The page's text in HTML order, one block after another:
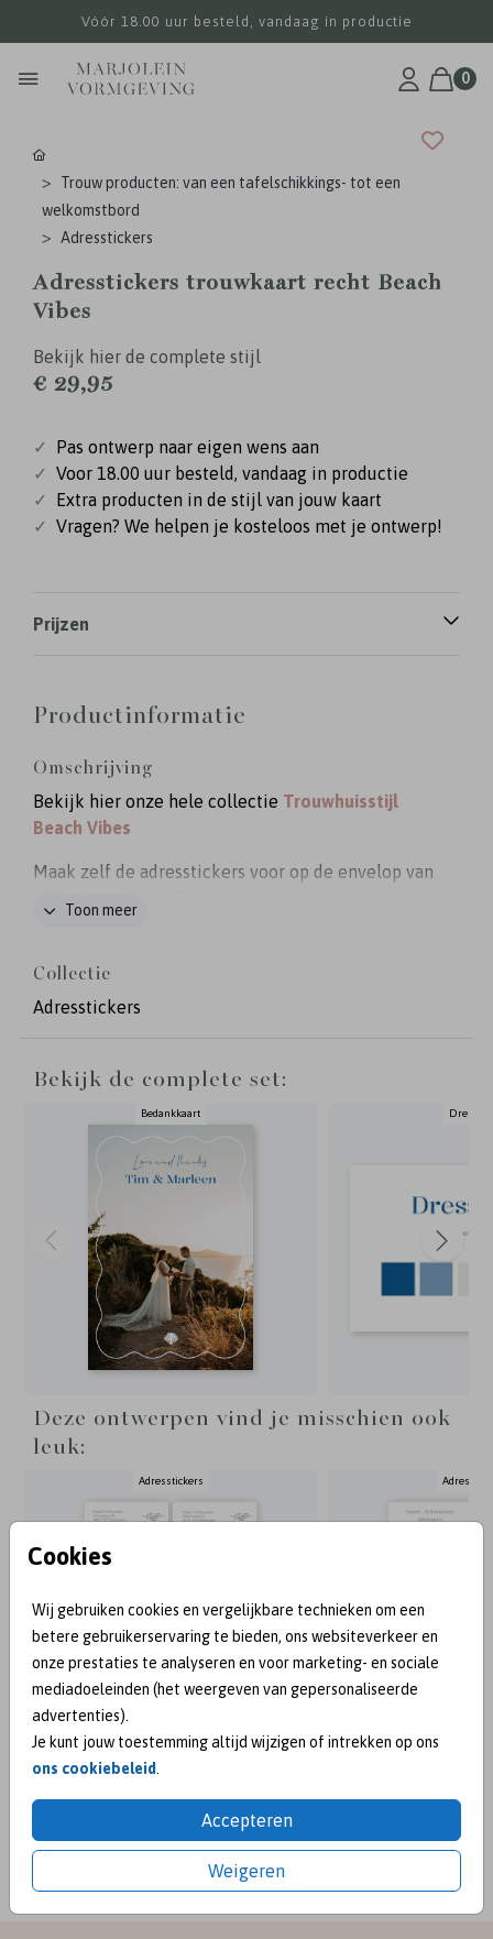
Vóór 18.00 uur besteld, vandaag in productie
0
Cookies
Wij gebruiken cookies en vergelijkbare technieken om een
betere gebruikerservaring te bieden, ons websiteverkeer en
onze prestaties te analyseren en voor marketing- en sociale
mediadoeleinden (het weergeven van gepersonaliseerde
advertenties).
Je kunt jouw toestemming altijd wijzigen of intrekken op ons
ons cookiebeleid
Accepteren
Weigeren
Trouw producten: van een tafelschikkings- tot een
welkomstbord
Adresstickers
Adresstickers trouwkaart recht Beach
Vibes
Bekijk hier de complete stijl
€ 29,95
✓
Pas ontwerp naar eigen wens aan
✓ Voor 18.00 uur besteld, vandaag in productie
✓
Extra producten in de stijl van jouw kaart
✓ Vragen? We helpen je kosteloos met je ontwerp!
Prijzen
Productinformatie
Omschrijving
Bekijk hier onze hele collectie Trouwhuisstijl
Beach Vibes
Maak zelf de adresstickers voor op de envelop van
hebt. Deze adresstickers horen bij de
trouwhuisstijl Beach Vibes.
Toon meer
Collectie
Adresstickers
Bekijk de complete set:
Bedankkaart
Deze ontwerpen vind je misschien ook
leuk:
Adresstickers